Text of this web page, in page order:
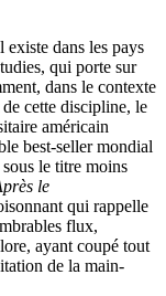
dans les pays
qui porte sur
dans le contexte
cette discipline, le
américain
best-seller mondial
le titre moins
le
qui rappelle
flux,
ayant coupé tout
de la main-